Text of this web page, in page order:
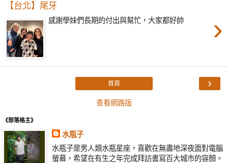
【台北】尾牙
›
感謝學妹們長期的付出與幫忙，大家都好帥
›
首頁
查看網路版
《部落格主》
水瓶子
水瓶子是男人類水瓶星座，喜歡在無盡地深夜面對電腦
螢幕，希望在有生之年完成拜訪書寫百大城市的容顏。